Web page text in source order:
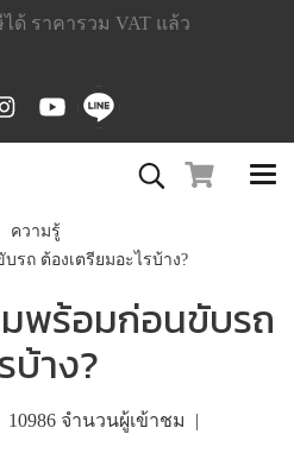
ด้ ราคารวม VAT แล้ว
ความรู้
รถ ต้องเตรียมอะไรบ้าง?
พร้อมก่อนขับรถ
บ้าง?
10986 จำนวนผู้เข้าชม |